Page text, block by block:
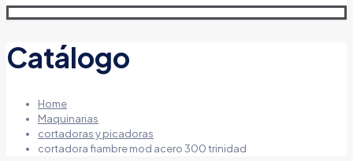
Catálogo
Home
Maquinarias
cortadoras y picadoras
cortadora fiambre mod acero 300 trinidad